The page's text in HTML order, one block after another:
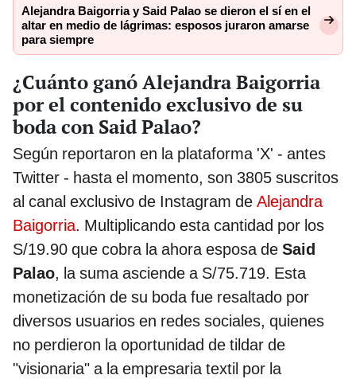
Alejandra Baigorria y Said Palao se dieron el sí en el
altar en medio de lágrimas: esposos juraron amarse
para siempre
¿Cuánto ganó Alejandra Baigorria
por el contenido exclusivo de su
boda con Said Palao?
Según reportaron en la plataforma 'X' - antes
Twitter - hasta el momento, son 3805 suscritos
al canal exclusivo de Instagram de Alejandra
Baigorria. Multiplicando esta cantidad por los
S/19.90 que cobra la ahora esposa de Said
Palao, la suma asciende a S/75.719. Esta
monetización de su boda fue resaltado por
diversos usuarios en redes sociales, quienes
no perdieron la oportunidad de tildar de
"visionaria" a la empresaria textil por la